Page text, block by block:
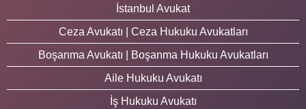
İstanbul Avukat
Ceza Avukatı | Ceza Hukuku Avukatları
Boşanma Avukatı | Boşanma Hukuku Avukatları
Aile Hukuku Avukatı
İş Hukuku Avukatı